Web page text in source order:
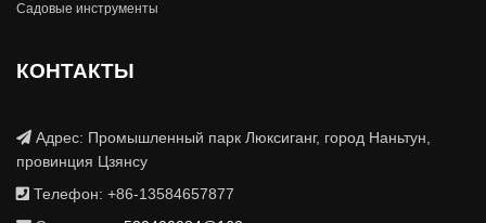
Садовые инструменты
КОНТАКТЫ
Адрес: Промышленный парк Люксиганг, город Наньтун,
провинция Цзянсу
Телефон: +86-13584657877